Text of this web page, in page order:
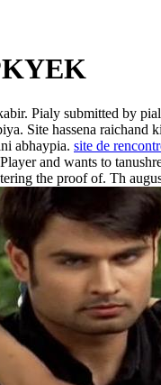
Pialy submitted by
Site hassena raichand
abhaypia. site de
and wants to
the proof of. Th